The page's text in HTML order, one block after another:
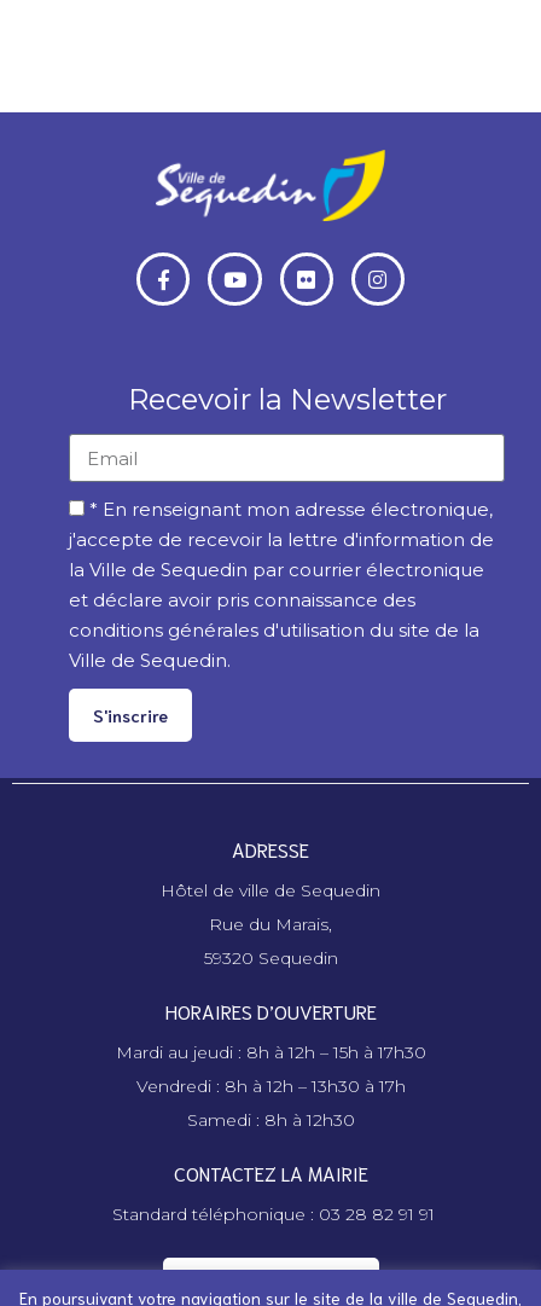
Recevoir la Newsletter
* En renseignant mon adresse électronique,
j'accepte de recevoir la lettre d'information de
la Ville de Sequedin par courrier électronique
et déclare avoir pris connaissance des
conditions générales d'utilisation du site de la
Ville de Sequedin.
S'inscrire
ADRESSE
Hôtel de ville de Sequedin
Rue du Marais,
59320 Sequedin
HORAIRES D’OUVERTURE
Mardi au jeudi : 8h à 12h – 15h à 17h30
Vendredi : 8h à 12h – 13h30 à 17h
Samedi : 8h à 12h30
CONTACTEZ LA MAIRIE
Standard téléphonique : 03 28 82 91 91
En poursuivant votre navigation sur le site de la ville de Sequedin,